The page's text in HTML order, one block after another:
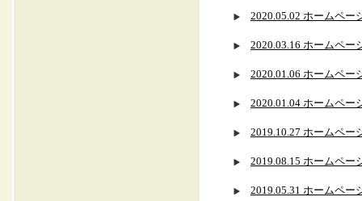
2020.05.02 ホームペー
2020.03.16 ホームペー
2020.01.06 ホームペー
2020.01.04 ホームペー
2019.10.27 ホームペー
2019.08.15 ホームペー
2019.05.31 ホームペー